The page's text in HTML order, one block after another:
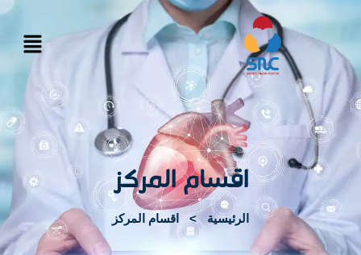
اقسام المركز
الرئيسية > اقسام المركز